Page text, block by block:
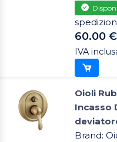
60.00 €
IVA
Oioli
Incasso
Brand: